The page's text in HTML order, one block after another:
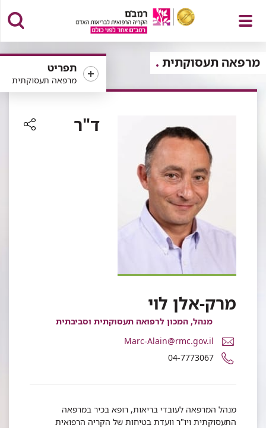
פתח
תפריט
תפריט
מרפאה תעסוקתית
מרפאה תעסוקתית
ד"ר
מרק-אלן לוי
מנהל, המכון לרפואה תעסוקתית וסביבתית
דואר
אלקטרוני
ד"ר
לוי
Marc-Alain@rmc.gov.il
מספר
טלפון
מרק-אלן
לוי
04-7773067
מנהל המרפאה לעובדי בריאות, רופא בכיר במרפאה
התעסוקתית ויו"ר וועדת בטיחות של הקריה הרפואית